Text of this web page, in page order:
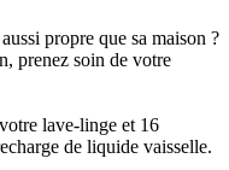
propre que sa maison ?
prenez soin de votre
lave-linge et 16
de liquide vaisselle.